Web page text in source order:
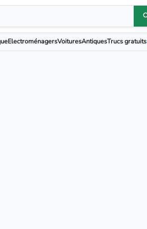
ElectroménagersVoituresAntiquesTrucs gratuits